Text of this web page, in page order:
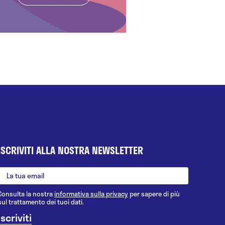
ALLA NOSTRA NEWSLETTER
la nostrainformativa sulla privacy per sapere di più
trattamento dei tuoi dati.